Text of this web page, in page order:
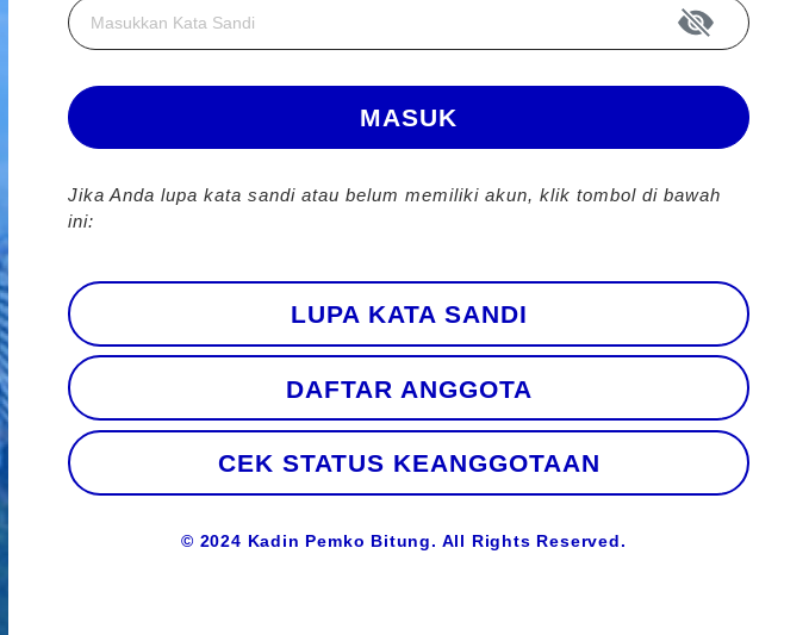
MASUK
Jika Anda lupa kata sandi atau belum memiliki akun, klik tombol di bawah
ini:
LUPA KATA SANDI
DAFTAR ANGGOTA
CEK STATUS KEANGGOTAAN
© 2024 Kadin Pemko Bitung. All Rights Reserved.